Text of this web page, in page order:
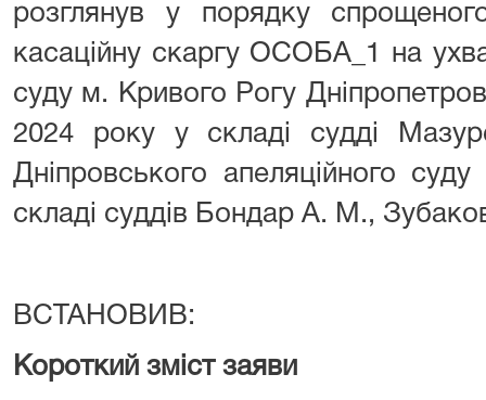
розглянув у порядку
касаційну скаргу ОСОБА_1 на
суду м. Кривого Рогу
2024 року у складі судді
Дніпровського апеляційного
складі суддів Бондар А. М.,
ВСТАНОВИВ:
Короткий зміст заяви